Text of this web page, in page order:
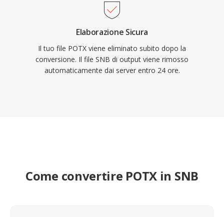
Elaborazione Sicura
Il tuo file POTX viene eliminato subito dopo la
conversione. Il file SNB di output viene rimosso
automaticamente dai server entro 24 ore.
Come convertire POTX in SNB